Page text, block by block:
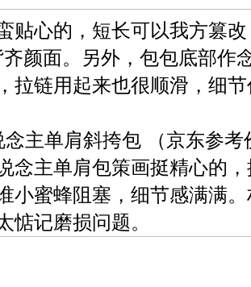
贴心的，短长可以我方篡
颜面。另外，包包底部作
拉链用起来也很顺滑，细
念主单肩斜挎包 （京东参考
念主单肩包策画挺精心的
小蜜蜂阻塞，细节感满满
惦记磨损问题。